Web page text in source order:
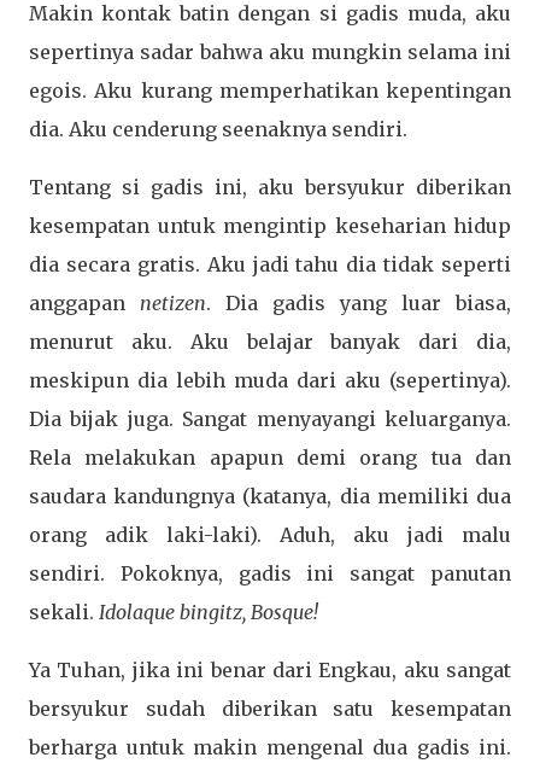
Makin kontak batin dengan si gadis muda, aku
sepertinya sadar bahwa aku mungkin selama ini
egois. Aku kurang memperhatikan kepentingan
dia. Aku cenderung seenaknya sendiri.
Tentang si gadis ini, aku bersyukur diberikan
kesempatan untuk mengintip keseharian hidup
dia secara gratis. Aku jadi tahu dia tidak seperti
anggapan netizen. Dia gadis yang luar biasa,
menurut aku. Aku belajar banyak dari dia,
meskipun dia lebih muda dari aku (sepertinya).
Dia bijak juga. Sangat menyayangi keluarganya.
Rela melakukan apapun demi orang tua dan
saudara kandungnya (katanya, dia memiliki dua
orang adik laki-laki). Aduh, aku jadi malu
sendiri. Pokoknya, gadis ini sangat panutan
sekali. Idolaque bingitz, Bosque!
Ya Tuhan, jika ini benar dari Engkau, aku sangat
bersyukur sudah diberikan satu kesempatan
berharga untuk makin mengenal dua gadis ini.